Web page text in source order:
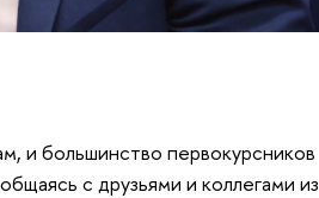
и большинство первокурсников
с друзьями и коллегами из